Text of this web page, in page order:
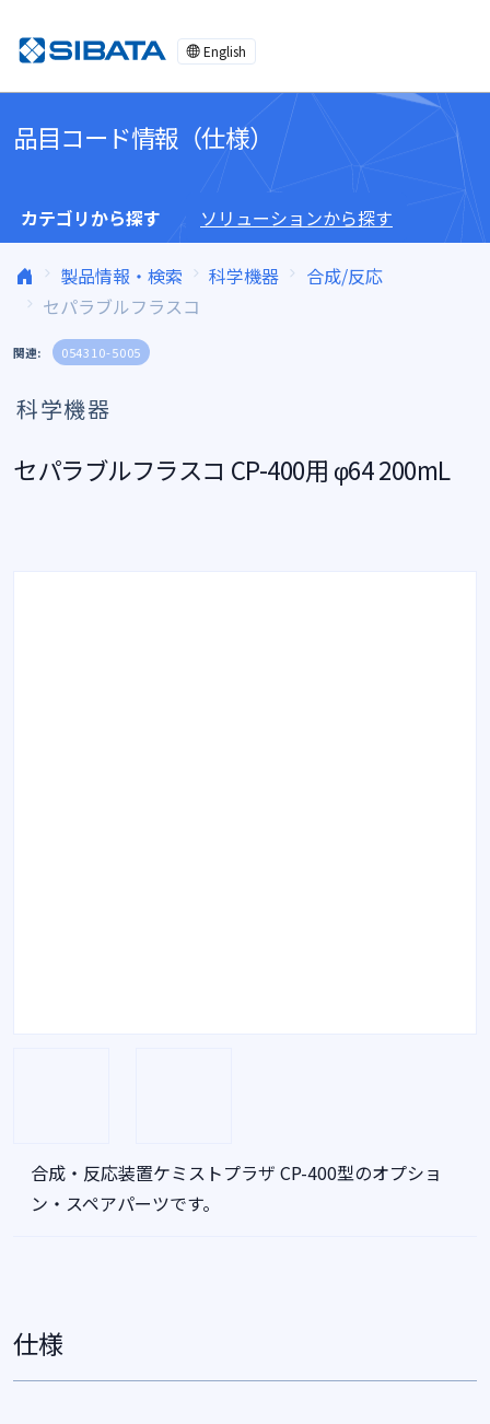
English
品目コード情報（仕様）
カテゴリから探す ソリューションから探す
製品情報・検索 科学機器
合成/反応
セパラブルフラスコ
関連: 054310-5005
科学機器
セパラブルフラスコ CP-400用 φ64 200mL
合成・反応装置ケミストプラザ CP-400型のオプショ
ン・スペアパーツです。
仕様